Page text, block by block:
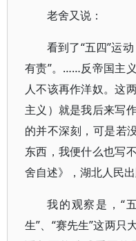
老舍又说：
看到了“五四”运
有责”。……反帝国主
人不该再作洋奴。这
主义）就是我后来写
的并不深刻，可是若
东西，我便什么也写
舍自述》，湖北人民
我的观察是，“
生”、“赛先生”这两只